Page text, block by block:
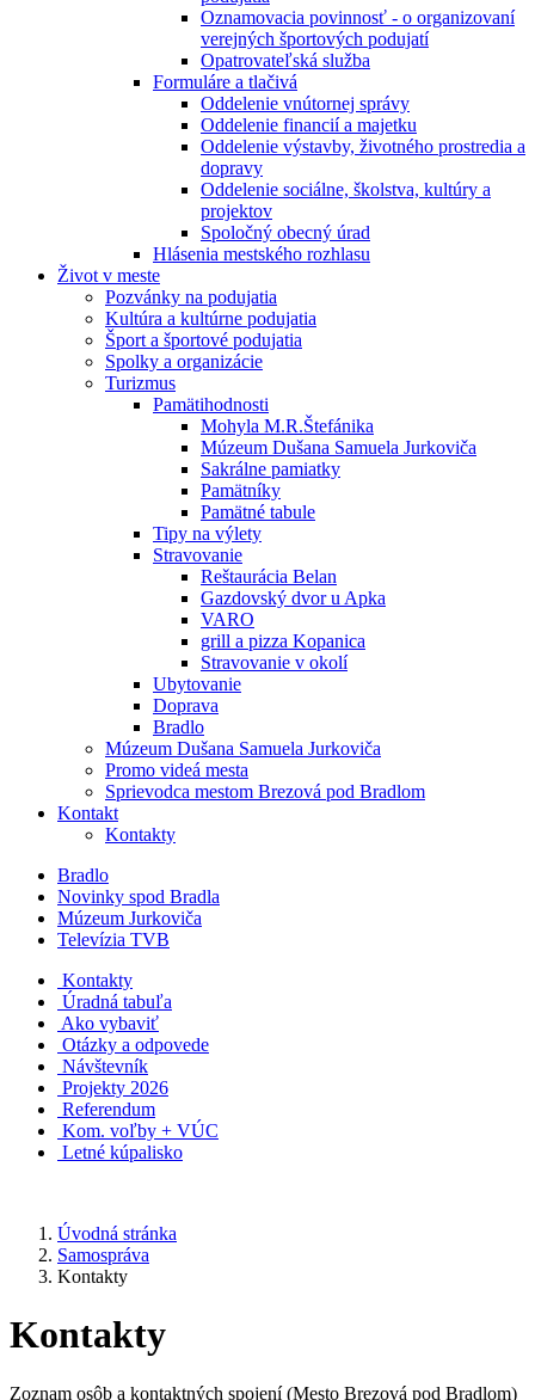
Oznamovacia povinnosť - o organizovaní
verejných športových podujatí
Opatrovateľská služba
Formuláre a tlačivá
Oddelenie vnútornej správy
Oddelenie financií a majetku
Oddelenie výstavby, životného prostredia a
dopravy
Oddelenie sociálne, školstva, kultúry a
projektov
Spoločný obecný úrad
Hlásenia mestského rozhlasu
Život v meste
Pozvánky na podujatia
Kultúra a kultúrne podujatia
Šport a športové podujatia
Spolky a organizácie
Turizmus
Pamätihodnosti
Mohyla M.R.Štefánika
Múzeum Dušana Samuela Jurkoviča
Sakrálne pamiatky
Pamätníky
Pamätné tabule
Tipy na výlety
Stravovanie
Reštaurácia Belan
Gazdovský dvor u Apka
VARO
grill a pizza Kopanica
Stravovanie v okolí
Ubytovanie
Doprava
Bradlo
Múzeum Dušana Samuela Jurkoviča
Promo videá mesta
Sprievodca mestom Brezová pod Bradlom
Kontakt
Kontakty
Bradlo
Novinky spod Bradla
Múzeum Jurkoviča
Televízia TVB
Kontakty
Úradná tabuľa
Ako vybaviť
Otázky a odpovede
Návštevník
Projekty 2026
Referendum
Kom. voľby + VÚC
Letné kúpalisko
Úvodná stránka
Samospráva
Kontakty
Kontakty
Zoznam osôb a kontaktných spojení (Mesto Brezová pod Bradlom)